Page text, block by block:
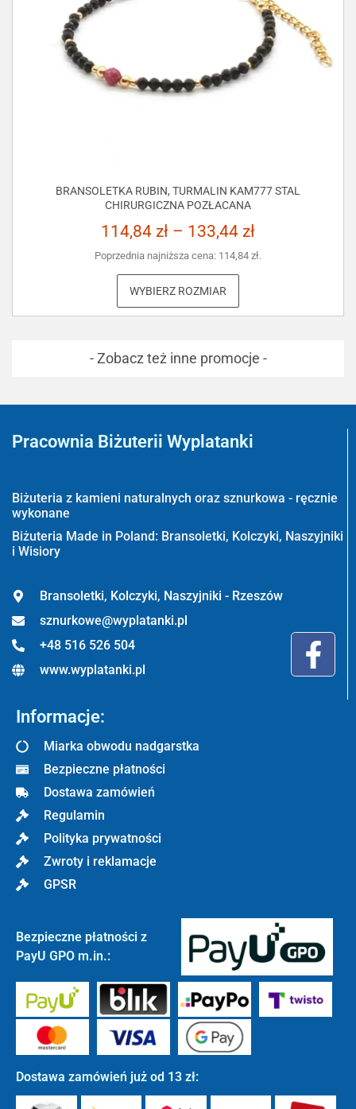
BRANSOLETKA RUBIN, TURMALIN KAM777 STAL
CHIRURGICZNA POZŁACANA
114,84 zł – 133,44 zł
Poprzednia najniższa cena: 114,84 zł.
WYBIERZ ROZMIAR
- Zobacz też inne promocje -
Pracownia Biżuterii Wyplatanki
Biżuteria z kamieni naturalnych oraz sznurkowa - ręcznie
wykonane
Biżuteria Made in Poland: Bransoletki, Kolczyki, Naszyjniki
i Wisiory
Bransoletki, Kolczyki, Naszyjniki - Rzeszów
sznurkowe@wyplatanki.pl
+48 516 526 504
www.wyplatanki.pl
Informacje:
Miarka obwodu nadgarstka
Bezpieczne płatności
Dostawa zamówień
Regulamin
Polityka prywatności
Zwroty i reklamacje
GPSR
Bezpieczne płatności z
PayU GPO m.in.:
Dostawa zamówień już od 13 zł: